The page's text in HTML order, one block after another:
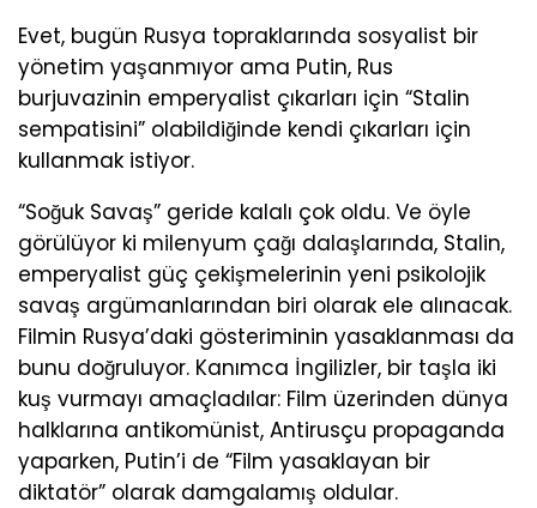
Evet, bugün Rusya topraklarında sosyalist bir
yönetim yaşanmıyor ama Putin, Rus
burjuvazinin emperyalist çıkarları için “Stalin
sempatisini” olabildiğinde kendi çıkarları için
kullanmak istiyor.
“Soğuk Savaş” geride kalalı çok oldu. Ve öyle
görülüyor ki milenyum çağı dalaşlarında, Stalin,
emperyalist güç çekişmelerinin yeni psikolojik
savaş argümanlarından biri olarak ele alınacak.
Filmin Rusya’daki gösteriminin yasaklanması da
bunu doğruluyor. Kanımca İngilizler, bir taşla iki
kuş vurmayı amaçladılar: Film üzerinden dünya
halklarına antikomünist, Antirusçu propaganda
yaparken, Putin’i de “Film yasaklayan bir
diktatör” olarak damgalamış oldular.